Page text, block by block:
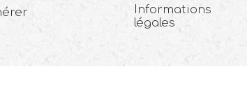
Informations
légales